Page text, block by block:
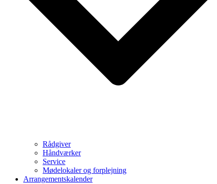
Rådgiver
Håndværker
Service
Mødelokaler og forplejning
Arrangementskalender